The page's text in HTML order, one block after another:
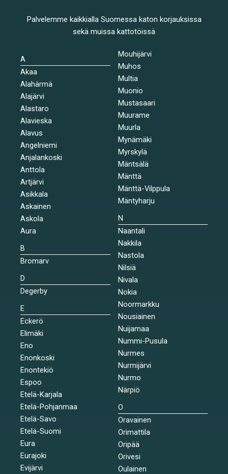
Palvelemme kaikkialla Suomessa katon korjauksissa
sekä muissa kattotöissä
A
Akaa
Alahärmä
Alajärvi
Alastaro
Alavieska
Alavus
Angelniemi
Anjalankoski
Anttola
Artjärvi
Asikkala
Askainen
Askola
Aura
B
Bromarv
D
Degerby
E
Eckerö
Elimäki
Eno
Enonkoski
Enontekiö
Espoo
Etelä-Karjala
Etelä-Pohjanmaa
Etelä-Savo
Etelä-Suomi
Eura
Eurajoki
Evijärvi
Mouhijärvi
Muhos
Multia
Muonio
Mustasaari
Muurame
Muurla
Mynämäki
Myrskylä
Mäntsälä
Mänttä
Mänttä-Vilppula
Mäntyharju
N
Naantali
Nakkila
Nastola
Nilsiä
Nivala
Nokia
Noormarkku
Nousiainen
Nuijamaa
Nummi-Pusula
Nurmes
Nurmijärvi
Nurmo
Närpiö
O
Oravainen
Orimattila
Oripää
Orivesi
Oulainen